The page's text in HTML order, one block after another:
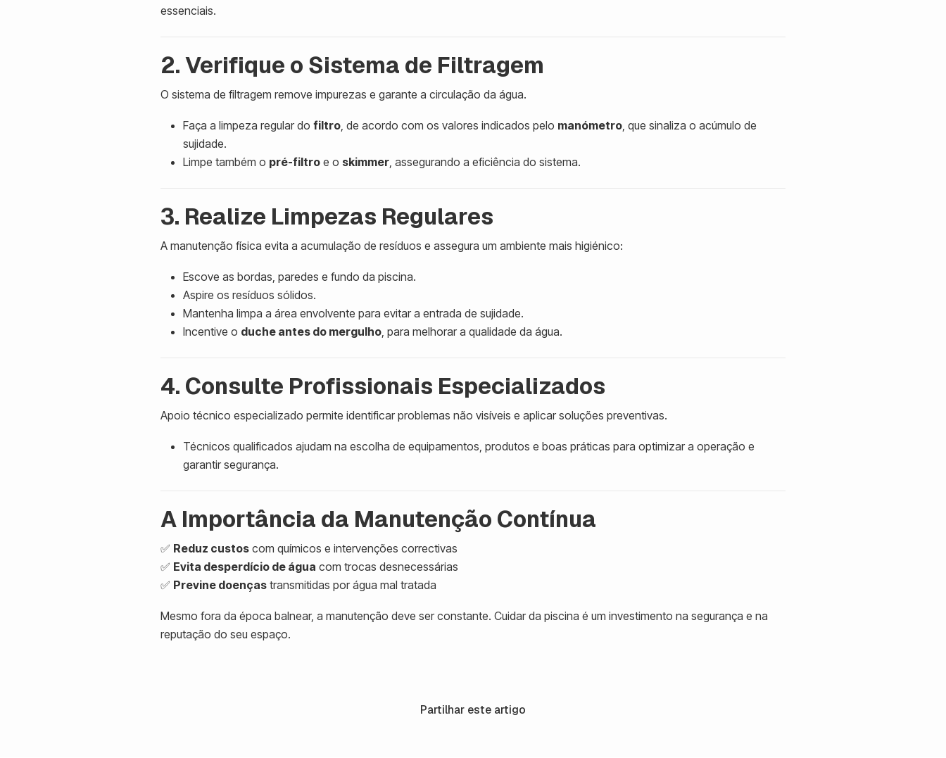
essenciais.
2. Verifique o Sistema de Filtragem
O sistema de filtragem remove impurezas e garante a circulação da água.
Faça a limpeza regular do filtro, de acordo com os valores indicados pelo manómetro, que sinaliza o acúmulo de
sujidade.
Limpe também o pré-filtro e o skimmer, assegurando a eficiência do sistema.
3. Realize Limpezas Regulares
A manutenção física evita a acumulação de resíduos e assegura um ambiente mais higiénico:
Escove as bordas, paredes e fundo da piscina.
Aspire os resíduos sólidos.
Mantenha limpa a área envolvente para evitar a entrada de sujidade.
Incentive o duche antes do mergulho, para melhorar a qualidade da água.
4. Consulte Profissionais Especializados
Apoio técnico especializado permite identificar problemas não visíveis e aplicar soluções preventivas.
Técnicos qualificados ajudam na escolha de equipamentos, produtos e boas práticas para optimizar a operação e
garantir segurança.
A Importância da Manutenção Contínua
✅ Reduz custos com químicos e intervenções correctivas
✅ Evita desperdício de água com trocas desnecessárias
✅ Previne doenças transmitidas por água mal tratada
Mesmo fora da época balnear, a manutenção deve ser constante. Cuidar da piscina é um investimento na segurança e na
reputação do seu espaço.
Partilhar este artigo